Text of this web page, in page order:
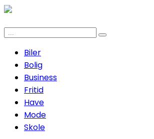
Biler
Bolig
Business
Fritid
Have
Mode
Skole